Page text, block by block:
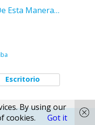
Esta Manera…
Escritorio
By using our
cookies.
Got it